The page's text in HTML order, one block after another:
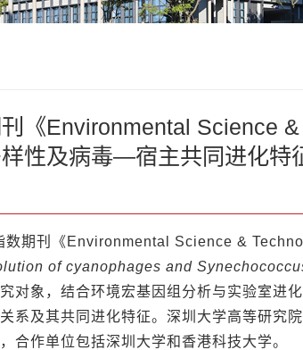
《Environmental Science
性及病毒—宿主共同进化特
数期刊《Environmental Science &
of cyanophages and
对象，结合环境宏基因组分析与实验室进
系及其共同进化特征。深圳大学高等研究
合作单位包括深圳大学和香港科技大学。